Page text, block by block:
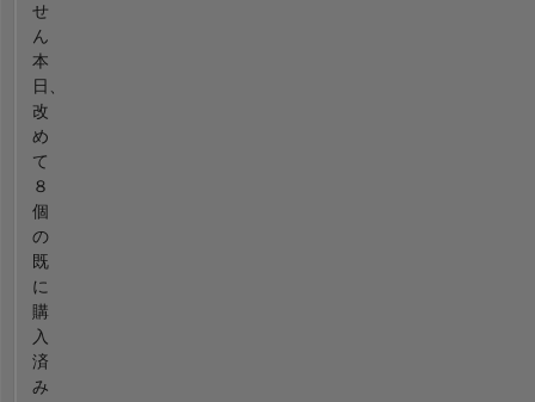
せ
ん
本
日、
改
め
て
８
個
の
既
に
購
入
済
み